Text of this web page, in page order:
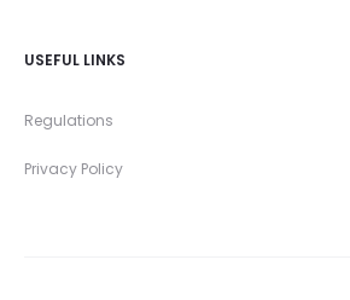
USEFUL LINKS
Regulations
Privacy Policy